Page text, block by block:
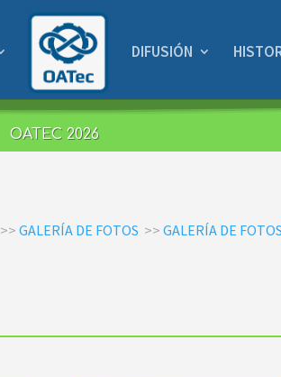
DIFUSIÓN
OATEC 2026
>> GALERÍA DE FOTOS >> GALERÍA DE